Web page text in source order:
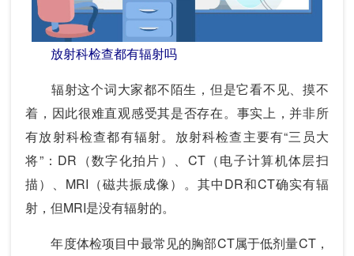
放射科检查都有辐射吗
辐射这个词大家都不陌生，但是它看不见、摸不
着，因此很难直观感受其是否存在。事实上，并非所
有放射科检查都有辐射。放射科检查主要有“三员大
将”：DR（数字化拍片）、CT（电子计算机体层扫
描）、MRI（磁共振成像）。其中DR和CT确实有辐
射，但MRI是没有辐射的。
年度体检项目中最常见的胸部CT属于低剂量CT，